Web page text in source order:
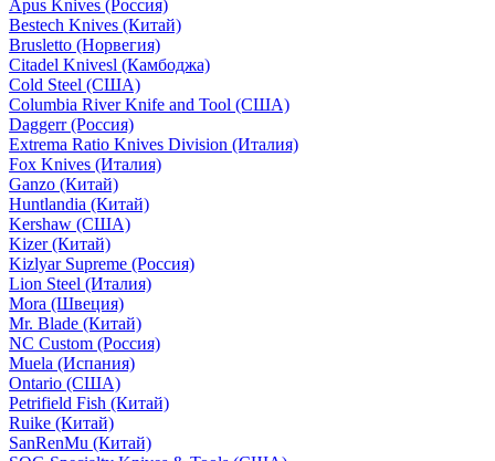
Apus Knives (Россия)
Bestech Knives (Китай)
Brusletto (Норвегия)
Citadel Knivesl (Камбоджа)
Cold Steel (США)
Columbia River Knife and Tool (США)
Daggerr (Россия)
Extrema Ratio Knives Division (Италия)
Fox Knives (Италия)
Ganzo (Китай)
Huntlandia (Китай)
Kershaw (США)
Kizer (Китай)
Kizlyar Supreme (Россия)
Lion Steel (Италия)
Mora (Швеция)
Mr. Blade (Китай)
NC Custom (Россия)
Muela (Испания)
Ontario (США)
Petrifield Fish (Китай)
Ruike (Китай)
SanRenMu (Китай)